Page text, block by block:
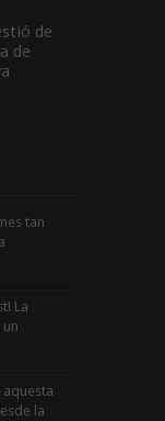
de
de
tan
La
aquesta
la